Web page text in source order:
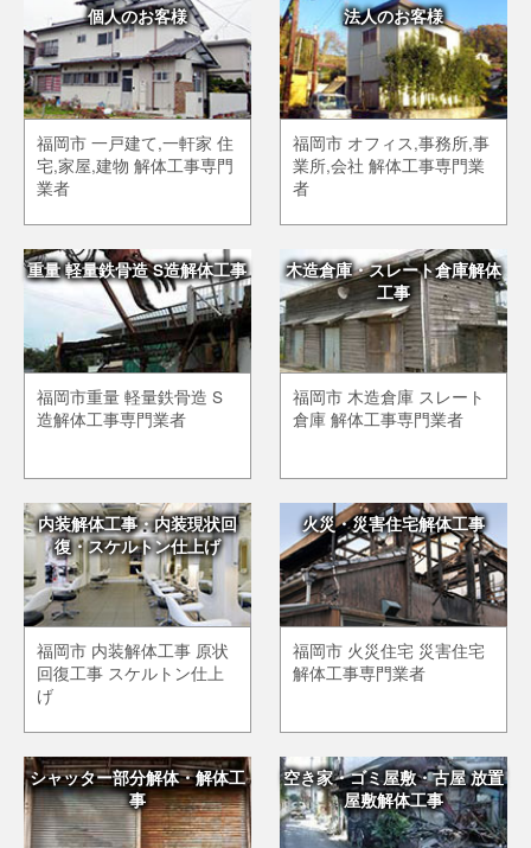
個人のお客様
福岡市 一戸建て,一軒家 住
宅,家屋,建物 解体工事専門
業者
法人のお客様
福岡市 オフィス,事務所,事
業所,会社 解体工事専門業
者
重量 軽量鉄骨造 S造解体工事
福岡市重量 軽量鉄骨造 S
造解体工事専門業者
木造倉庫・スレート倉庫解体
工事
福岡市 木造倉庫 スレート
倉庫 解体工事専門業者
内装解体工事・内装現状回
復・スケルトン仕上げ
福岡市 内装解体工事 原状
回復工事 スケルトン仕上
げ
火災・災害住宅解体工事
福岡市 火災住宅 災害住宅
解体工事専門業者
シャッター部分解体・解体工
事
空き家・ゴミ屋敷・古屋 放置
屋敷解体工事